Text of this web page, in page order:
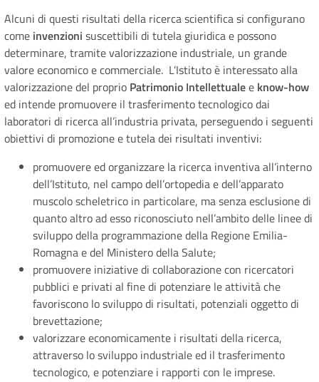
Alcuni di questi risultati della ricerca scientifica si configurano
come invenzioni suscettibili di tutela giuridica e possono
determinare, tramite valorizzazione industriale, un grande
valore economico e commerciale. L’Istituto è interessato alla
valorizzazione del proprio Patrimonio Intellettualee know-how
ed intende promuovere il trasferimento tecnologico dai
laboratori di ricerca all’industria privata, perseguendo i seguenti
obiettivi di promozione e tutela dei risultati inventivi:
promuovere ed organizzare la ricerca inventiva all’interno
dell’Istituto, nel campo dell’ortopedia e dell’apparato
muscolo scheletrico in particolare, ma senza esclusione di
quanto altro ad esso riconosciuto nell’ambito delle linee di
sviluppo della programmazione della Regione Emilia-
Romagna e del Ministero della Salute;
promuovere iniziative di collaborazione con ricercatori
pubblici e privati al fine di potenziare le attività che
favoriscono lo sviluppo di risultati, potenziali oggetto di
brevettazione;
valorizzare economicamente i risultati della ricerca,
attraverso lo sviluppo industriale ed il trasferimento
tecnologico, e potenziare i rapporti con le imprese.